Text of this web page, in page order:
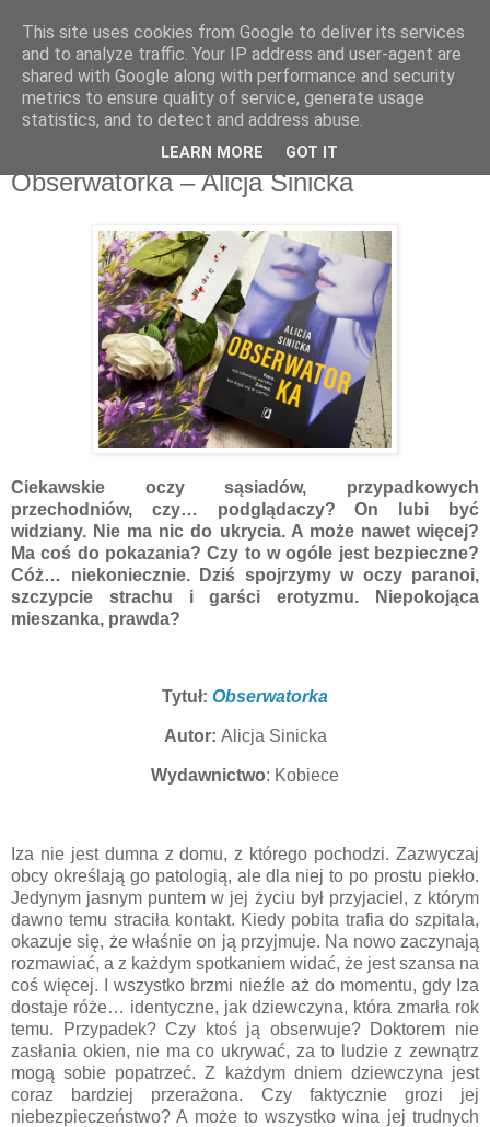
Recenzje na widelcu
Portal kulturalny - książki, recenzje, inspiracje, konkursy.
niedziela, 7 czerwca 2020
Obserwatorka – Alicja Sinicka
Ciekawskie oczy sąsiadów, przypadkowych
przechodniów, czy… podglądaczy? On lubi być
widziany. Nie ma nic do ukrycia. A może nawet więcej?
Ma coś do pokazania? Czy to w ogóle jest bezpieczne?
Cóż… niekoniecznie. Dziś spojrzymy w oczy paranoi,
szczypcie strachu i garści erotyzmu. Niepokojąca
mieszanka, prawda?
Tytuł: Obserwatorka
Autor: Alicja Sinicka
Wydawnictwo: Kobiece
Iza nie jest dumna z domu, z którego pochodzi. Zazwyczaj
obcy określają go patologią, ale dla niej to po prostu piekło.
Jedynym jasnym puntem w jej życiu był przyjaciel, z którym
dawno temu straciła kontakt. Kiedy pobita trafia do szpitala,
okazuje się, że właśnie on ją przyjmuje. Na nowo zaczynają
rozmawiać, a z każdym spotkaniem widać, że jest szansa na
coś więcej. I wszystko brzmi nieźle aż do momentu, gdy Iza
dostaje róże… identyczne, jak dziewczyna, która zmarła rok
temu. Przypadek? Czy ktoś ją obserwuje? Doktorem nie
zasłania okien, nie ma co ukrywać, za to ludzie z zewnątrz
mogą sobie popatrzeć. Z każdym dniem dziewczyna jest
coraz bardziej przerażona. Czy faktycznie grozi jej
niebezpieczeństwo? A może to wszystko wina jej trudnych
This site uses cookies from Google to deliver its services
and to analyze traffic. Your IP address and user-agent are
shared with Google along with performance and security
metrics to ensure quality of service, generate usage
statistics, and to detect and address abuse.
LEARN MORE GOT IT